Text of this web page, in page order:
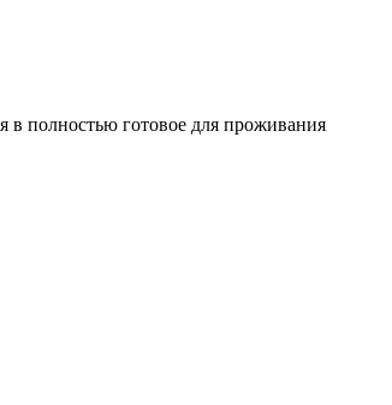
в полностью готовое для проживания